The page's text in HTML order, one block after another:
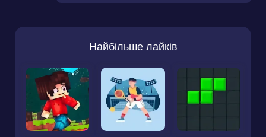
Найбільше лайків